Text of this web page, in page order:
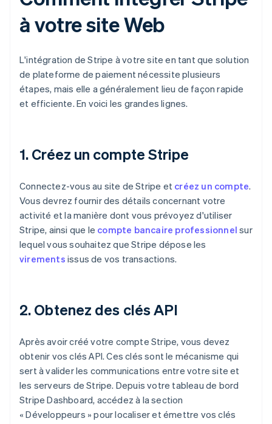
à votre site Web
L'intégration de Stripe à votre site en tant que solution
de plateforme de paiement nécessite plusieurs
étapes, mais elle a généralement lieu de façon rapide
et efficiente. En voici les grandes lignes.
1. Créez un compte Stripe
Connectez-vous au site de Stripe et créez un compte.
Vous devrez fournir des détails concernant votre
activité et la manière dont vous prévoyez d'utiliser
Stripe, ainsi que le compte bancaire professionnel sur
lequel vous souhaitez que Stripe dépose les
virements issus de vos transactions.
2. Obtenez des clés API
Après avoir créé votre compte Stripe, vous devez
obtenir vos clés API. Ces clés sont le mécanisme qui
sert à valider les communications entre votre site et
les serveurs de Stripe. Depuis votre tableau de bord
Stripe Dashboard, accédez à la section
« Développeurs » pour localiser et émettre vos clés